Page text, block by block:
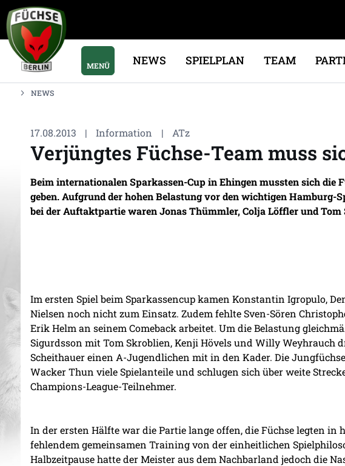
MENÜ NEWS SPIELPLAN TEAM
NEWS
17.08.2013 | Information | ATz
Verjüngtes Füchse-Team muss
Beim internationalen Sparkassen-Cup in Ehingen mussten sich die
geben. Aufgrund der hohen Belastung vor den wichtigen Hamburg-
bei der Auftaktpartie waren Jonas Thümmler, Colja Löffler und
Im ersten Spiel beim Sparkassencup kamen Konstantin Igropulo,
Nielsen noch nicht zum Einsatz. Zudem fehlte Sven-Sören
Erik Helm an seinem Comeback arbeitet. Um die Belastung
Sigurdsson mit Tom Skroblien, Kenji Hövels und Willy Weyhrauch
Scheithauer einen A-Jugendlichen mit in den Kader. Die
Wacker Thun viele Spielanteile und schlugen sich über weite
Champions-League-Teilnehmer.
In der ersten Hälfte war die Partie lange offen, die Füchse legten
fehlendem gemeinsamen Training von der einheitlichen
Halbzeitpause hatte der Meister aus dem Nachbarland jedoch die